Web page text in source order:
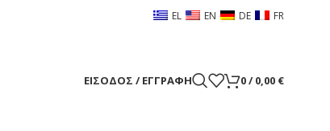
EL EN DE FR
ΕΊΣΟΔΟΣ / ΕΓΓΡΑΦΉ 0/ 0,00 €